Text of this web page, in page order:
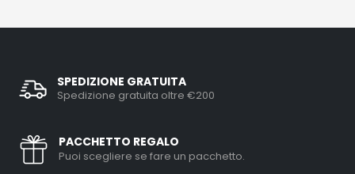
SPEDIZIONE GRATUITA
Spedizione gratuita oltre €200
PACCHETTO REGALO
Puoi scegliere se fare un pacchetto.